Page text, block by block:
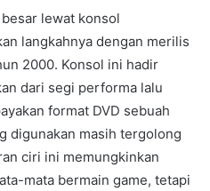
lewat konsol
langkahnya dengan merilis
2000. Konsol ini hadir
dari segi performa lalu
format DVD sebuah
digunakan masih tergolong
ciri ini memungkinkan
mata bermain game, tetapi